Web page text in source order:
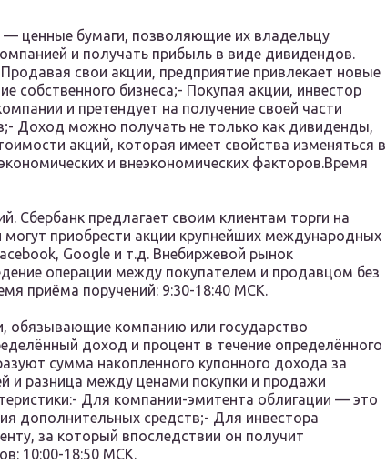
— ценные бумаги, позволяющие их владельцу
и получать прибыль в виде дивидендов.
свои акции, предприятие привлекает новые
собственного бизнеса;- Покупая акции, инвестор
и претендует на получение своей части
Доход можно получать не только как дивиденды,
акций, которая имеет свойства изменяться в
и внеэкономических факторов.Время
Сбербанк предлагает своим клиентам торги на
могут приобрести акции крупнейших международных
Google и т.д. Внебиржевой рынок
операции между покупателем и продавцом без
приёма поручений: 9:30-18:40 МСК.
обязывающие компанию или государство
доход и процент в течение определённого
сумма накопленного купонного дохода за
и разница между ценами покупки и продажи
Для компании-эмитента облигации — это
дополнительных средств;- Для инвестора
за который впоследствии он получит
10:00-18:50 МСК.